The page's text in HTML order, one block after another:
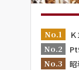
No.1
No.2
No.3
昭